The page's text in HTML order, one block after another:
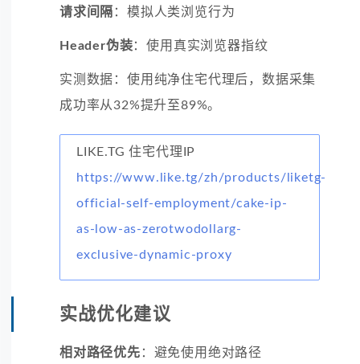
请求间隔 ：模拟人类浏览行为
Header伪装：使用真实浏览器指纹
实测数据：使用纯净住宅代理后，数据采集
成功率从32%提升至89%。
LIKE.TG 住宅代理IP
https://www.like.tg/zh/products/liketg-
official-self-employment/cake-ip-
as-low-as-zerotwodollarg-
exclusive-dynamic-proxy
实战优化建议
相对路径优先 ：避免使用绝对路径